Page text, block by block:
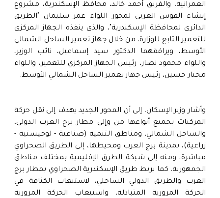
العمرانية، والفريق أحمد خالد، محافظ الإسكندرية، مشروع
إنشاء القوس الغربى لمحور اللواء عمر سليمان "الطريق
الدائرى لمحافظة الإسكندرية"، والذى ينفذه الجهاز المركزى
للتعمير التابع للوزارة، من خلال جهاز تعمير الساحل الشمالي
الأوسط، ويرافقهما الدكتور سيد إسماعيل، نائب الوزير،
واللواء محمود نصار، رئيس الجهاز المركزي للتعمير، واللواء
مختار حسين، رئيس جهاز تعمير الساحل الشمالي الأوسط.
وأشار وزير الإسكان، إلى أن المحور الجديد يهدف إلى نقل حركة
المركبات بجميع أنواعها من وإلى مطار برج العرب الدولى،
والساحل الشمالي، ومناطق التنمية (صناعية - لوجيستية -
زراعية)، بمدينة برج العرب ومحيطها، إلى الطريق الصحراوي
مباشرة، ومنه إلى شبكة الطرق الإقليمية بمختلف مناطق
الجمهورية، كما يربط طريق الإسكندرية الصحراوي بمطار برج
العرب والطريق الدولي الساحلي، لاستيعاب الكثافة في
الحركة المرورية المتبادلة، واستيعاب الحركة المرورية